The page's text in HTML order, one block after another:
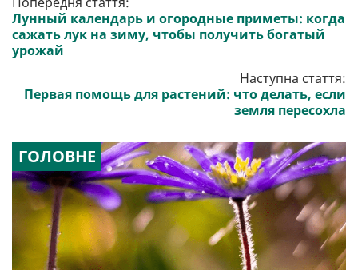
Лунный календарь и огородные приметы: когда
сажать лук на зиму, чтобы получить богатый
урожай
Наступна стаття:
Первая помощь для растений: что делать, если
земля пересохла
ГОЛОВНЕ